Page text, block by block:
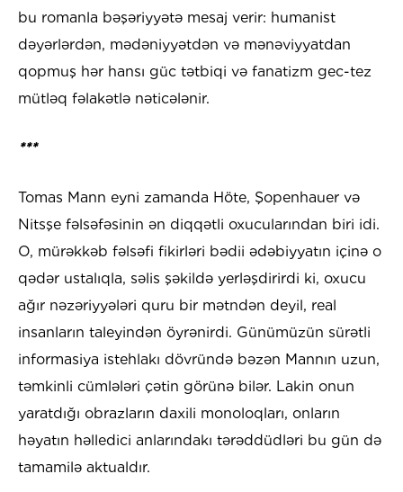
bu romanla bəşəriyyətə mesaj verir: humanist
dəyərlərdən, mədəniyyətdən və mənəviyyatdan
qopmuş hər hansı güc tətbiqi və fanatizm gec-tez
mütləq fəlakətlə nəticələnir.
***
Tomas Mann eyni zamanda Höte, Şopenhauer və
Nitsşe fəlsəfəsinin ən diqqətli oxucularından biri idi.
O, mürəkkəb fəlsəfi fikirləri bədii ədəbiyyatın içinə o
qədər ustalıqla, səlis şəkildə yerləşdirirdi ki, oxucu
ağır nəzəriyyələri quru bir mətndən deyil, real
insanların taleyindən öyrənirdi. Günümüzün sürətli
informasiya istehlakı dövründə bəzən Mannın uzun,
təmkinli cümlələri çətin görünə bilər. Lakin onun
yaratdığı obrazların daxili monoloqları, onların
həyatın həlledici anlarındakı tərəddüdləri bu gün də
tamamilə aktualdır.